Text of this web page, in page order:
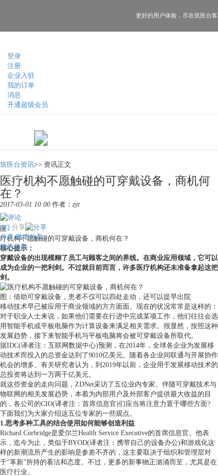
登录
注册
企业入驻
我的订单
消息
开通超级会员
更好的用户体验， 尽在筑医台
筑医台资讯>> 资讯正文
医疗机构不愿触碰的可穿戴设备，商机何
在？
2017-03-01 10:00 作者： zyt
分享
QQ
分享 微博分享
微信分享
医
疗机构不愿触碰的可穿戴设备，商机何在？
核心提示：
穿戴设备的出现模糊了员工与顾客之间的界线。在商业应用领域，它可以
成为企业的一把利剑。不过就目前而言，许多医疗机构还未准备拿起这把
剑。
图：借助可穿戴设备，患者不仅可以四处走动，还可以提早出院
移动技术早已被应用于商业领域的方方面面。现在的状况常常是这样的：
对于职业人士来说，如果他们需要在行进中完成某项工作，他们往往会选
用智能手机或平板电脑作为计算设备来满足相关需求。很显然，按照这种
发展趋势，接下来智能手机与平板电脑将会被可穿戴设备所取代。
据IDC(译者注：互联网数据中心)预测，在2014年，全球各企业为发展移
动技术而投入的总资金达到了9010亿美元。随着各企业间联通与开展协作
机会的增多。有关研究者认为，到2019年以前，企业用于发展移动技术的
总投资将达到一万两千亿美元。
就这些资金的走向问题，ZDNet采访了五位业内专家。伴随可穿戴技术与
物联网的相关发展趋势，本着为内部用户及外部客户提供最大收益的目
的，各公司的CIO(译者注：首席信息官)们应当将注意力置于哪些方面?
下面我们为大家介绍这五位专家的一些观点。
1.思考多种工具的结合使用如何能够创造利益
Richard Corbridge是爱尔兰Health Service Executive的首席信息官。他表
示，迄今为止，类似于BYOD(译者注：携带自己的设备办公)和游戏化这
样的新潮流所产生的影响是参差不齐的，这主要取决于组织和管理层对
于“革新”所持的看法和态度。不过，更多的新事物正汹涌而至，尤其是在
医疗行业。